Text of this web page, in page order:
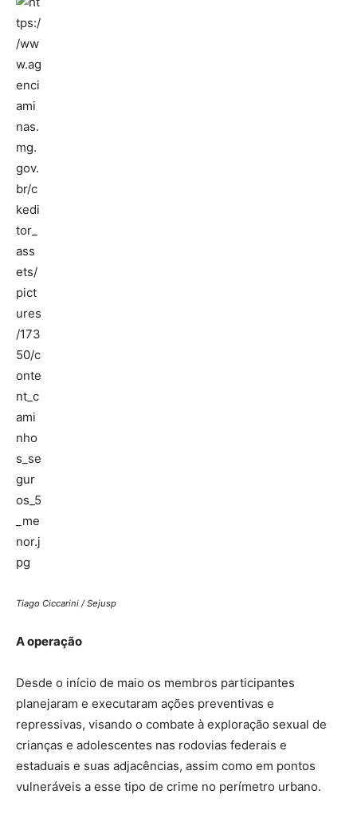
Tiago Ciccarini / Sejusp
A operação
Desde o início de maio os membros participantes
planejaram e executaram ações preventivas e
repressivas, visando o combate à exploração sexual de
crianças e adolescentes nas rodovias federais e
estaduais e suas adjacências, assim como em pontos
vulneráveis a esse tipo de crime no perímetro urbano.